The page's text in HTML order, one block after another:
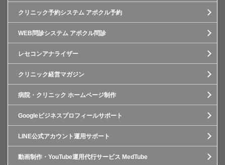
クリニック予約システム アポクル予約
WEB問診システム アポクル問診
レセコンアナライザー
クリニック経営マガジン
病院・クリニック ホームページ制作
Googleビジネスプロフィールサポート
LINE公式アカウント運用サポート
動画制作・YouTube運用代行サービス MedTube